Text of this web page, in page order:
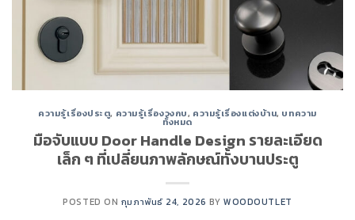
ความรู้เรื่องประตู, ความรู้เรื่องวงกบ, ความรู้เรื่องแต่งบ้าน, บทความ
ทั้งหมด
มือจับแบบ Door Handle Design รายละเอียด
เล็ก ๆ ที่เปลี่ยนภาพลักษณ์ทั้งบานประตู
POSTED ON กุมภาพันธ์ 24, 2026 BYWOODOUTLET